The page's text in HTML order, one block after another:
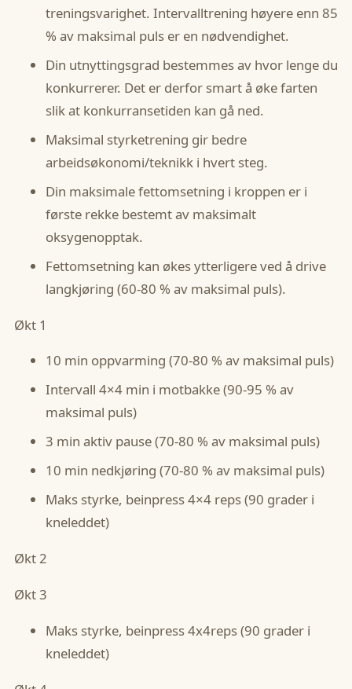
treningsvarighet. Intervalltrening høyere enn 85
% av maksimal puls er en nødvendighet.
Din utnyttingsgrad bestemmes av hvor lenge du
konkurrerer. Det er derfor smart å øke farten
slik at konkurransetiden kan gå ned.
Maksimal styrketrening gir bedre
arbeidsøkonomi/teknikk i hvert steg.
Din maksimale fettomsetning i kroppen er i
første rekke bestemt av maksimalt
oksygenopptak.
Fettomsetning kan økes ytterligere ved å drive
langkjøring (60-80 % av maksimal puls).
Økt 1
10 min oppvarming (70-80 % av maksimal puls)
Intervall 4×4 min i motbakke (90-95 % av
maksimal puls)
3 min aktiv pause (70-80 % av maksimal puls)
10 min nedkjøring (70-80 % av maksimal puls)
Maks styrke, beinpress 4×4 reps (90 grader i
kneleddet)
Økt 2
Økt 3
Maks styrke, beinpress 4x4reps (90 grader i
kneleddet)